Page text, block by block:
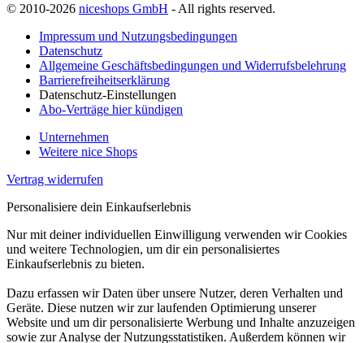
© 2010-2026 niceshops GmbH - All rights reserved.
Impressum und Nutzungsbedingungen
Datenschutz
Allgemeine Geschäftsbedingungen und Widerrufsbelehrung
Barrierefreiheitserklärung
Datenschutz-Einstellungen
Abo-Verträge hier kündigen
Unternehmen
Weitere nice Shops
Vertrag widerrufen
Personalisiere dein Einkaufserlebnis
Nur mit deiner individuellen Einwilligung verwenden wir Cookies
und weitere Technologien, um dir ein personalisiertes
Einkaufserlebnis zu bieten.
Dazu erfassen wir Daten über unsere Nutzer, deren Verhalten und
Geräte. Diese nutzen wir zur laufenden Optimierung unserer
Website und um dir personalisierte Werbung und Inhalte anzuzeigen
sowie zur Analyse der Nutzungsstatistiken. Außerdem können wir